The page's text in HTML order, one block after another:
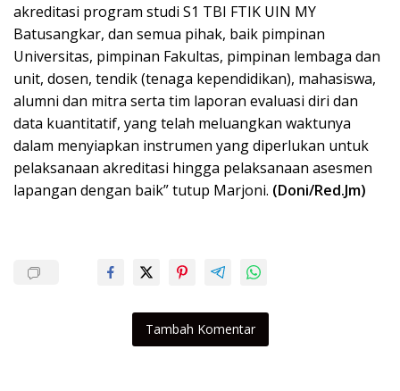
akreditasi program studi S1 TBI FTIK UIN MY
Batusangkar, dan semua pihak, baik pimpinan
Universitas, pimpinan Fakultas, pimpinan lembaga dan
unit, dosen, tendik (tenaga kependidikan), mahasiswa,
alumni dan mitra serta tim laporan evaluasi diri dan
data kuantitatif, yang telah meluangkan waktunya
dalam menyiapkan instrumen yang diperlukan untuk
pelaksanaan akreditasi hingga pelaksanaan asesmen
lapangan dengan baik” tutup Marjoni. (Doni/Red.Jm)
Tambah Komentar